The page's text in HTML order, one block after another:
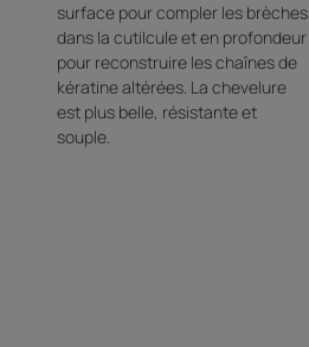
surface pour compler les brèches
dans la cutilcule et en profondeur
pour reconstruire les chaînes de
kératine altérées. La chevelure
est plus belle, résistante et
souple.